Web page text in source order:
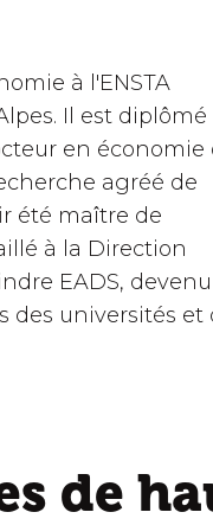
à l'ENSTA
Il est diplômé
en économie
agréé de
été maître de
à la Direction
EADS, devenu
des universités et
de